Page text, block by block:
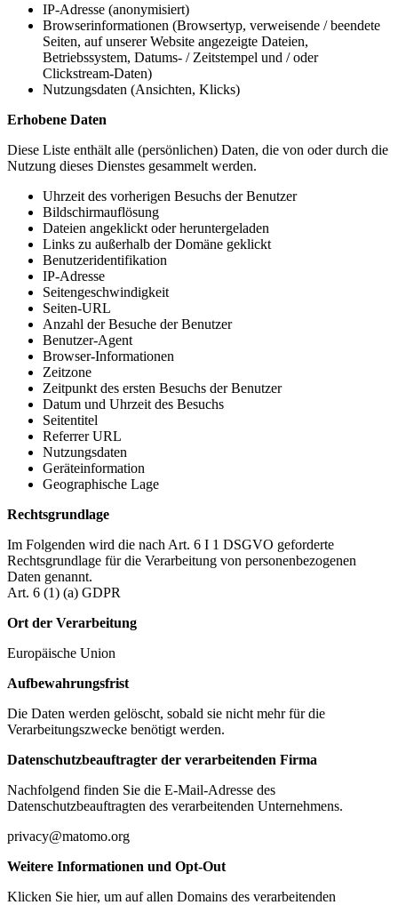
IP-Adresse (anonymisiert)
Browserinformationen (Browsertyp, verweisende / beendete
Seiten, auf unserer Website angezeigte Dateien,
Betriebssystem, Datums- / Zeitstempel und / oder
Clickstream-Daten)
Nutzungsdaten (Ansichten, Klicks)
Erhobene Daten
Diese Liste enthält alle (persönlichen) Daten, die von oder durch die
Nutzung dieses Dienstes gesammelt werden.
Uhrzeit des vorherigen Besuchs der Benutzer
Bildschirmauflösung
Dateien angeklickt oder heruntergeladen
Links zu außerhalb der Domäne geklickt
Benutzeridentifikation
IP-Adresse
Seitengeschwindigkeit
Seiten-URL
Anzahl der Besuche der Benutzer
Benutzer-Agent
Browser-Informationen
Zeitzone
Zeitpunkt des ersten Besuchs der Benutzer
Datum und Uhrzeit des Besuchs
Seitentitel
Referrer URL
Nutzungsdaten
Geräteinformation
Geographische Lage
Rechtsgrundlage
Im Folgenden wird die nach Art. 6 I 1 DSGVO geforderte
Rechtsgrundlage für die Verarbeitung von personenbezogenen
Daten genannt.
Art. 6 (1) (a) GDPR
Ort der Verarbeitung
Europäische Union
Aufbewahrungsfrist
Die Daten werden gelöscht, sobald sie nicht mehr für die
Verarbeitungszwecke benötigt werden.
Datenschutzbeauftragter der verarbeitenden Firma
Nachfolgend finden Sie die E-Mail-Adresse des
Datenschutzbeauftragten des verarbeitenden Unternehmens.
privacy@matomo.org
Weitere Informationen und Opt-Out
Klicken Sie hier, um auf allen Domains des verarbeitenden